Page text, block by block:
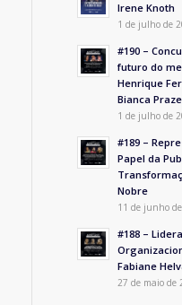
Irene Knoth
1 de julho de
#190 –
futuro do
Henrique
Bianca
1 de julho de
#189 –
Papel da
Nobre
11 de junho
#188 –
Fabiane
27 de maio de